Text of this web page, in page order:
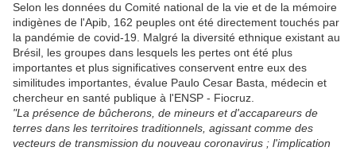
Selon les données du Comité national de la vie et de la mémoire
indigènes de l'Apib, 162 peuples ont été directement touchés par
la pandémie de covid-19. Malgré la diversité ethnique existant au
Brésil, les groupes dans lesquels les pertes ont été plus
importantes et plus significatives conservent entre eux des
similitudes importantes, évalue Paulo Cesar Basta, médecin et
chercheur en santé publique à l'ENSP - Fiocruz.
"La présence de bûcherons, de mineurs et d'accapareurs de
terres dans les territoires traditionnels, agissant comme des
vecteurs de transmission du nouveau coronavirus ; l'implication